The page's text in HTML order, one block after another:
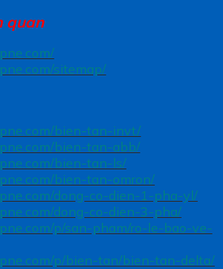
quan
sitemap/
bien-tan-invt/
bien-tan-abb/
bien-tan-ls/
bien-tan-omron/
dong-co-dien-1-pha-yl/
dong-co-dien-3-pha/
p/san-pham/ro-le-bao-ve-
p/bien-tan/bien-tan-delta/